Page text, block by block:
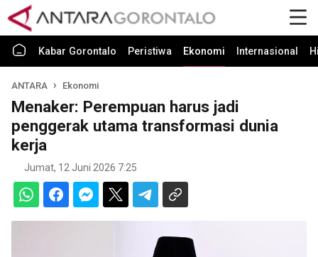
Kabar Gorontalo Peristiwa Ekonomi Internasional
ANTARA Ekonomi
Menaker: Perempuan harus jadi
penggerak utama transformasi dunia
kerja
Jumat, 12 Juni 2026 7:25